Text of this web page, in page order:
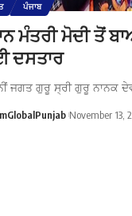
ਪੰਜਾਬ
ਮੰਤਰੀ ਮੋਦੀ ਤੋਂ
ਦਸਤਾਰ
ਜਗਤ ਗੁਰੂ ਸ੍ਰੀ ਗੁਰੂ ਨਾਨਕ
November 13,